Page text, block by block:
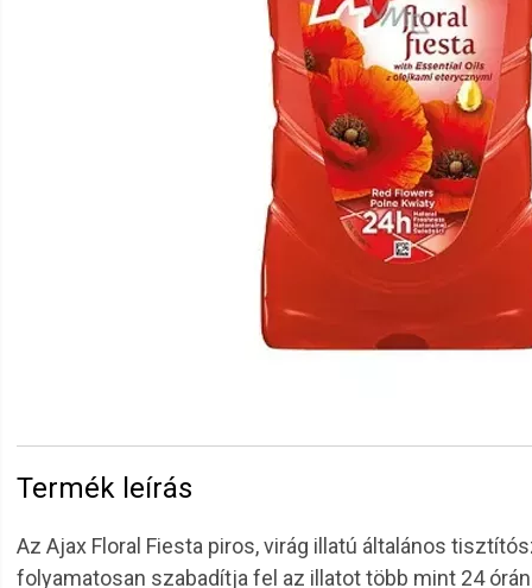
Termék leírás
Az Ajax Floral Fiesta piros, virág illatú általános
folyamatosan szabadítja fel az illatot több mint 24